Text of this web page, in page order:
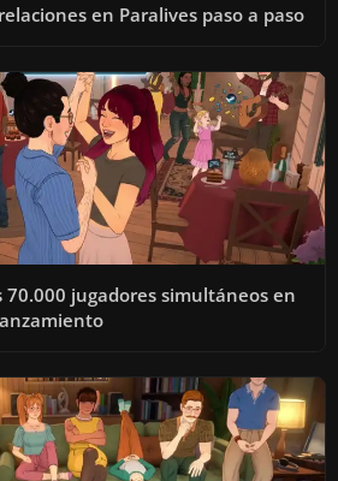
en Paralives paso a paso
70.000 jugadores simultáneos en